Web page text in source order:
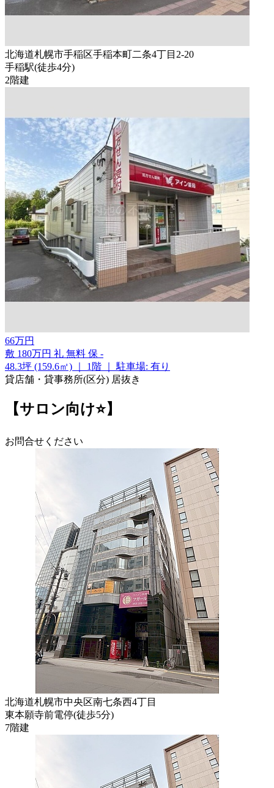
北海道札幌市手稲区手稲本町二条4丁目2-20
手稲駅(徒歩4分)
2階建
66万円
敷 180万円 礼 無料 保 -
48.3坪 (159.6㎡)
1階
駐車場: 有り
貸店舗・貸事務所(区分) 居抜き
【サロン向け⭐】
お問合せください
北海道札幌市中央区南七条西4丁目
東本願寺前電停(徒歩5分)
7階建